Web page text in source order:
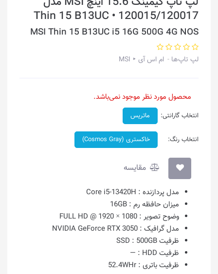
Thin 15 B13UC • 120015/120017
MSI Thin 15 B13UC i5 16G 500G 4G NOS
لپ تاپ‌ها ام اس آی ‣ MSI
محصول مورد نظر موجود نمی‌باشد.
انتخاب گارانتی: ماتریس
انتخاب رنگ: خاکستری (Cosmos Gray)
مقایسه
مدل پردازنده : Core i5-13420H
میزان حافظه رم : 16GB
وضوح تصویر : 1080 × 1920 @ FULL HD
مدل گرافیک : NVIDIA GeForce RTX 3050
ظرفیت SSD :500GB
ظرفیت HDD :
—
ظرفیت باتری : 52.4WHr